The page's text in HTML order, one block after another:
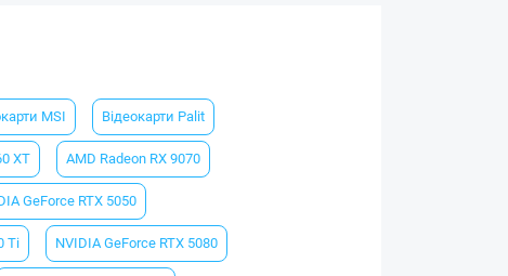
MSI Відеокарти Palit
XT AMD Radeon RX 9070
GeForce RTX 5050
Ti NVIDIA GeForce RTX 5080